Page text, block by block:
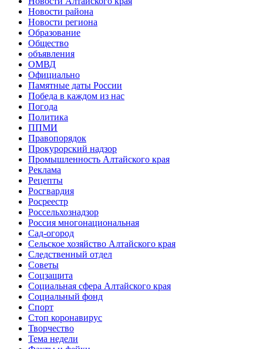
Новости района
Новости региона
Образование
Общество
объявления
ОМВД
Официально
Памятные даты России
Победа в каждом из нас
Погода
Политика
ППМИ
Правопорядок
Прокурорский надзор
Промышленность Алтайского края
Реклама
Рецепты
Росгвардия
Росреестр
Россельхознадзор
Россия многонациональная
Сад-огород
Сельское хозяйство Алтайского края
Следственный отдел
Советы
Соцзащита
Социальная сфера Алтайского края
Социальный фонд
Спорт
Стоп коронавирус
Творчество
Тема недели